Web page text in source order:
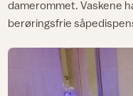
damerommet. Vaskene
berøringsfrie